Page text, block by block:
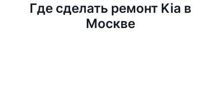
Где сделать ремонт Kia в
Москве